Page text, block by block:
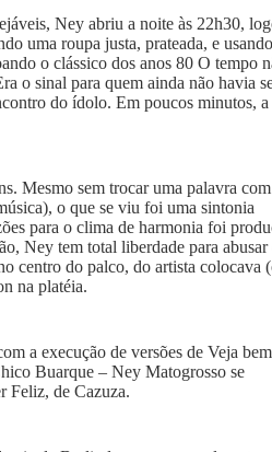
Ney abriu a noite às 22h30,
uma roupa justa, prateada, e usando
o clássico dos anos 80 O tempo
o sinal para quem ainda não havia
do ídolo. Em poucos minutos, a
Mesmo sem trocar uma palavra
o que se viu foi uma sintonia
para o clima de harmonia foi
Ney tem total liberdade para abusar
centro do palco, do artista colocava
na platéia.
a execução de versões de Veja
Buarque – Ney Matogrosso se
Feliz, de Cazuza.